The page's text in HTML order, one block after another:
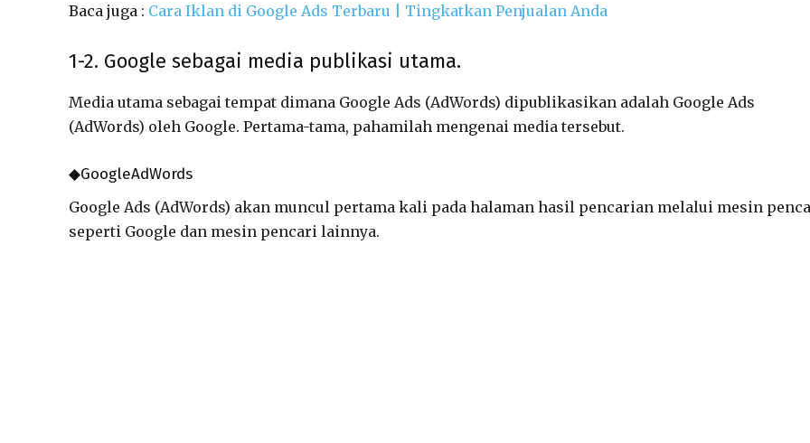
Baca juga : Cara Iklan di Google Ads Terbaru | Tingkatkan Penjualan Anda
1-2. Google sebagai media publikasi utama.
Media utama sebagai tempat dimana Google Ads (AdWords) dipublikasikan adalah Google Ads
(AdWords) oleh Google. Pertama-tama, pahamilah mengenai media tersebut.
◆GoogleAdWords
Google Ads (AdWords) akan muncul pertama kali pada halaman hasil pencarian melalui mesin
seperti Google dan mesin pencari lainnya.